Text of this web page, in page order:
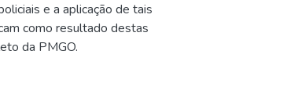
e a aplicação de tais
como resultado destas
da PMGO.